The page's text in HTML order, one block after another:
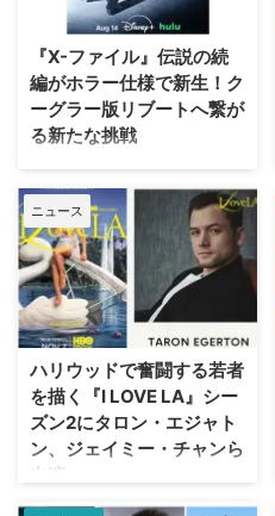
『X-ファイル』伝説の続
編がホラー仕様で新生！ク
ーグラー版リブートへ繋が
る新たな挑戦
SFサスペンスの金字塔『X-ファ
イル』の劇場版第2作『X-ファイ
ル：真実を求めて』が、18年の時
を経て、クリス・カーター監督の
手によるよりダークなディレクタ
ーズ・カット版として遂に日の目
を浴びることが決定した。 18年
の時を経て明かされる『X-ファイ
ル』第2作の真の姿 カーターが脚
本・監督を務めた本作の本来のビ
ジョンが解禁されるにあたり、
Entertainment Weekly（EW）誌
はホラー映画さながらの予告編映
ニュース
ハリウッドで奮闘する若者
を描く『I LOVE LA』シー
ズン2にタロン・エジャト
ン、ジェイミー・チャンら
出演
HBOの話題作『I LOVE LA』シー